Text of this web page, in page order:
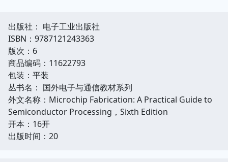
出版社： 电子工业出版社
ISBN：9787121243363
版次：6
商品编码：11622793
包装：平装
丛书名： 国外电子与通信教材系列
外文名称：Microchip Fabrication: A Practical Guide to
Semiconductor Processing，Sixth Edition
开本：16开
出版时间：20